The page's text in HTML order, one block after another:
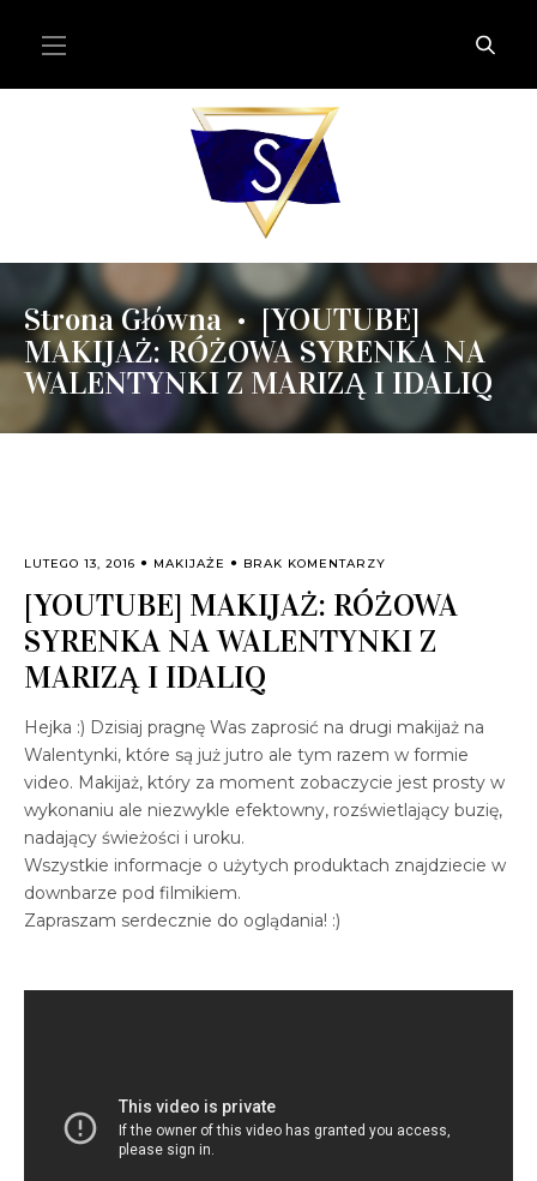
Strona Główna • [YOUTUBE]
MAKIJAŻ: RÓŻOWA SYRENKA NA
WALENTYNKI Z MARIZĄ I IDALIQ
LUTEGO 13, 2016 MAKIJAŻE BRAK KOMENTARZY
[YOUTUBE] MAKIJAŻ: RÓŻOWA
SYRENKA NA WALENTYNKI Z
MARIZĄ I IDALIQ
Hejka :) Dzisiaj pragnę Was zaprosić na drugi makijaż na
Walentynki, które są już jutro ale tym razem w formie
video. Makijaż, który za moment zobaczycie jest prosty w
wykonaniu ale niezwykle efektowny, rozświetlający buzię,
nadający świeżości i uroku.
Wszystkie informacje o użytych produktach znajdziecie w
downbarze pod filmikiem.
Zapraszam serdecznie do oglądania! :)